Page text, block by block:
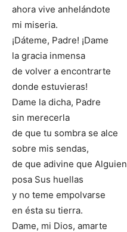
ahora vive anhelándote
mi miseria.
¡Dáteme, Padre! ¡Dame
la gracia inmensa
de volver a encontrarte
donde estuvieras!
Dame la dicha, Padre
sin merecerla
de que tu sombra se alce
sobre mis sendas,
de que adivine que Alguien
posa Sus huellas
y no teme empolvarse
en ésta su tierra.
Dame, mi Dios, amarte